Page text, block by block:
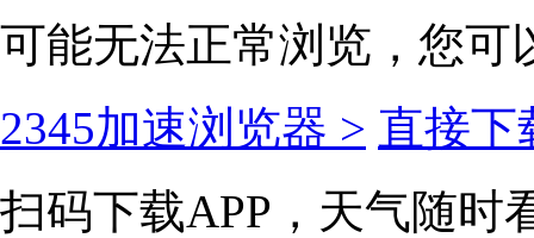
可能无法正常浏览，您可
2345加速浏览器 > 直接下
扫码下载APP，天气随时